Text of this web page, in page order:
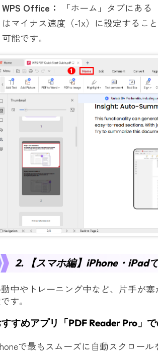
WPS Office：
「ホーム」タブにあ
はマイナス速度（-1x）に設定するこ
可能です。
2. 【スマホ編】iPhone・iPad
中やトレーニング中など、片手が
す。
すめアプリ「PDF Reader Pro」
で最もスムーズに自動スクロー